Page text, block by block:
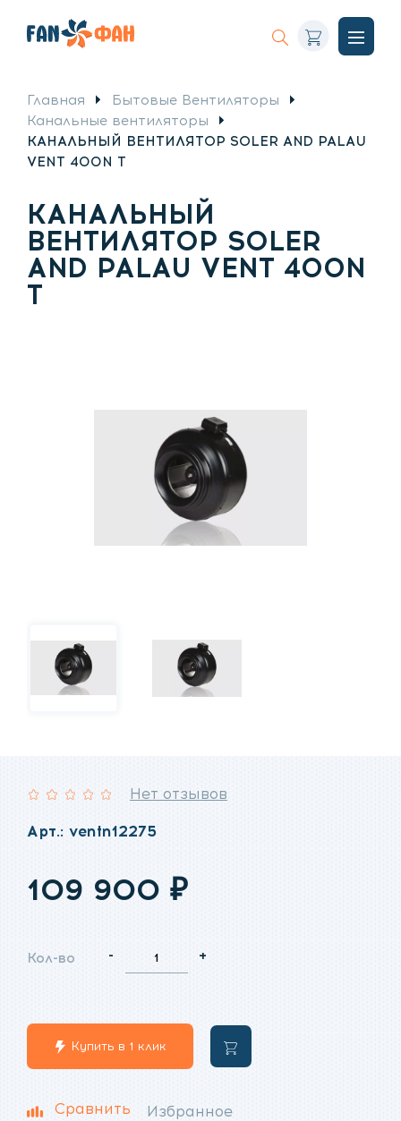
Искать
меню
Корзина
Главная
Бытовые Вентиляторы
Канальные вентиляторы
КАНАЛЬНЫЙ ВЕНТИЛЯТОР SOLER AND PALAU
VENT 400N T
КАНАЛЬНЫЙ
ВЕНТИЛЯТОР SOLER
AND PALAU VENT 400N
T
Нет отзывов
Арт.: ventn12275
109 900 ₽
Кол-во - +
Купить в 1 клик
В
корзину
Сравнить Избранное